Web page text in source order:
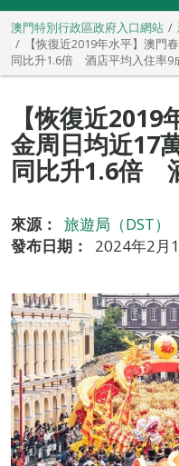
澳門特別行政區政府入口網站
【恢復近2019年水平】澳
同比升1.6倍 酒店平均入住率9
【恢復近
金周日均近17
同比升1.6倍
來源：
旅遊局（DST）
發布日期：
2024年2月